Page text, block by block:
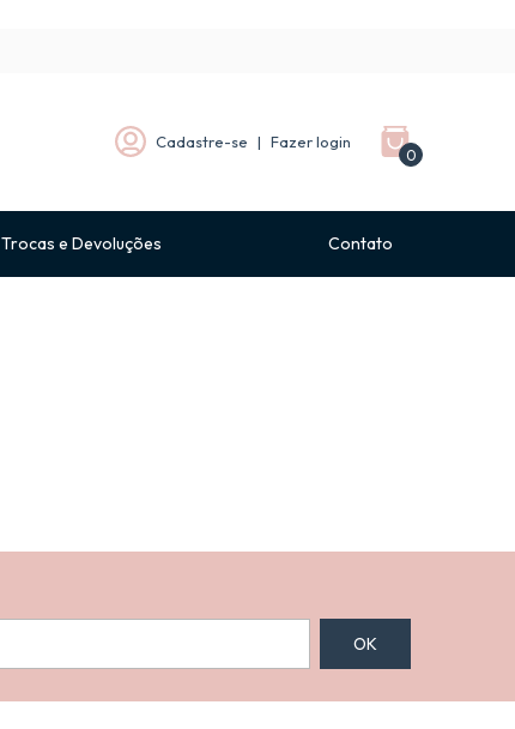
Cadastre-se | Fazer login
0
Trocas e Devoluções Contato